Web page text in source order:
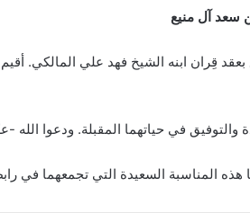
سعد آل منيع
قِران ابنه الشيخ فهد علي المالكي.
والتوفيق في حياتهما المقبلة. ودعوا
هذه المناسبة السعيدة التي تجمعهما في